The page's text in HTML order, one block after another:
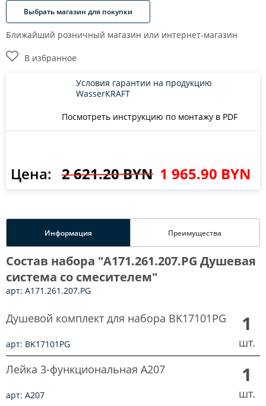
Выбрать магазин для покупки
Ближайший розничный магазин или интернет-магазин
В избранное
Посмотреть инструкцию по монтажу в PDF
Условия гарантии на продукцию
WasserKRAFT
Цена: 2 621.20 BYN 1 965.90 BYN
Информация Преимущества
Состав набора "A171.261.207.PG Душевая
система со смесителем"
арт: A171.261.207.PG
Душевой комплект для набора BK17101PG
арт: BK17101PG
1
шт.
Лейка 3-функциональная A207
арт: A207
1
шт.